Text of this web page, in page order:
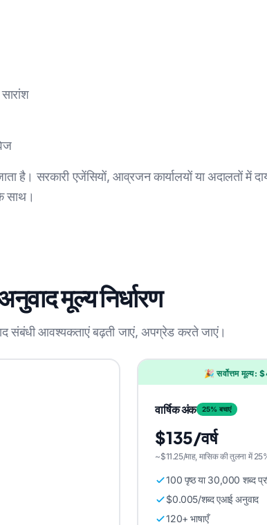
है। सरकारी एजेंसियों, आव्रजन कार्यालयों या अदालतों में
साथ।
मूल्य निर्धारण
आवश्यकताएं बढ़ती जाएं, अपग्रेड करते जाएं।
🎉 सर्वोत्तम मूल्य:
वार्षिक अंक 25% बचाएं
$135/वर्ष
~$11.25/माह, मासिक की तुलना में
100 पृष्ठ या 30,000 शब्द
$0.005/शब्द एआई अनुवाद
120+ भाषाएँ